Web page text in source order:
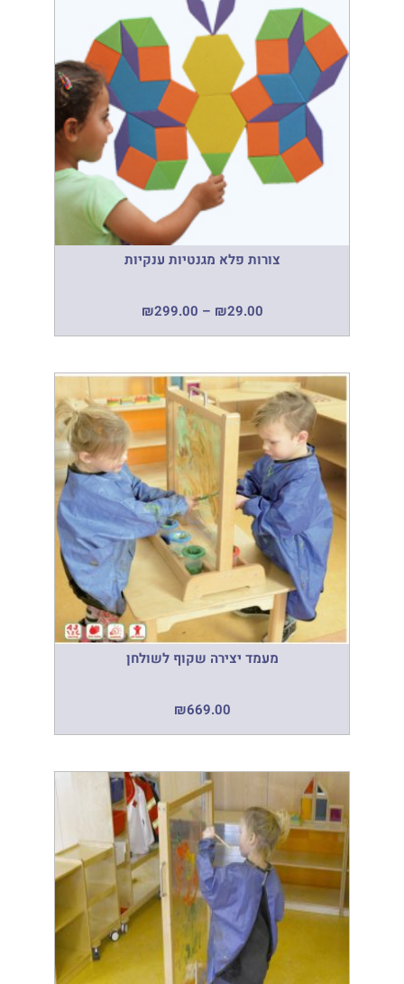
צורות פלא מגנטיות ענקיות
₪29.00
–
₪299.00
מעמד יצירה שקוף לשולחן
₪669.00